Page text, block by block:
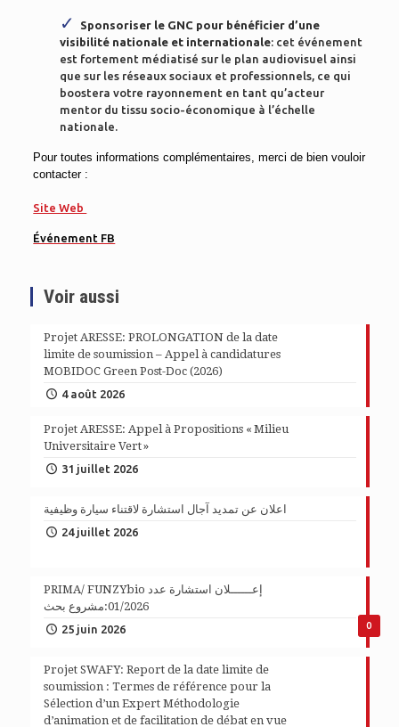
Sponsoriser le GNC pour bénéficier d’une
visibilité nationale et internationale: cet événement
est fortement médiatisé sur le plan audiovisuel ainsi
que sur les réseaux sociaux et professionnels, ce qui
boostera votre rayonnement en tant qu’acteur
mentor du tissu socio-économique à l’échelle
nationale.
Pour toutes informations complémentaires, merci de bien vouloir
contacter :
Site Web
Événement FB
Voir aussi
Projet ARESSE: PROLONGATION de la date
limite de soumission – Appel à candidatures
MOBIDOC Green Post-Doc (2026)
4 août 2026
Projet ARESSE: Appel à Propositions « Milieu
Universitaire Vert »
31 juillet 2026
اعلان عن تمديد آجال استشارة لاقتناء سيارة وظيفية
24 juillet 2026
0
PRIMA/ FUNZYbio إعــــــلان استشارة عدد
01/2026:مشروع بحث
25 juin 2026
Projet SWAFY: Report de la date limite de
soumission : Termes de référence pour la
Sélection d’un Expert Méthodologie
d’animation et de facilitation de débat en vue